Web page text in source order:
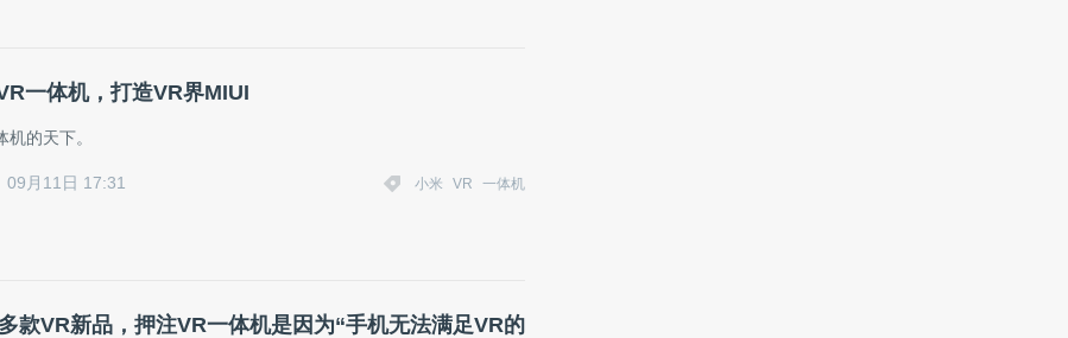
一体机，打造VR界MIUI
机的天下。
09月11日 17:31 小米 VR 一体机
款VR新品，押注VR一体机是因为“手机无法满足VR的